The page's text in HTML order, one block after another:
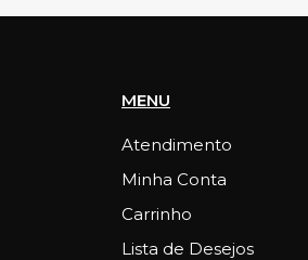
MENU
Atendimento
Minha Conta
Carrinho
Lista de Desejos